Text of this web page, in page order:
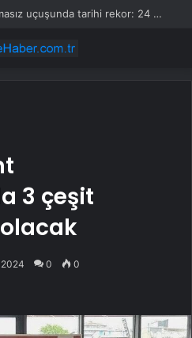
Dünyanın en uzun aktarmasız uçuşunda tarihi rekor: 24 saatten fazla havada kaldılar
3 çeşit
2024 0 0